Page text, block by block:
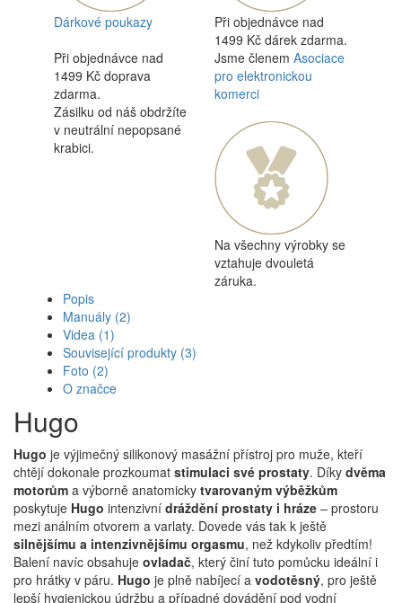
Dárkové poukazy
Při objednávce nad
1499 Kč dárek zdarma.
Při objednávce nad
1499 Kč doprava
zdarma.
Jsme členem Asociace
pro elektronickou
komerci
Zásilku od náš obdržíte
v neutrální nepopsané
krabici.
Na všechny výrobky se
vztahuje dvouletá
záruka.
Popis
Manuály (2)
Videa (1)
Související produkty (3)
Foto (2)
O značce
Hugo
Hugo je výjimečný silikonový masážní přístroj pro muže, kteří
chtějí dokonale prozkoumat stimulaci své prostaty. Díky dvěma
motorům a výborně anatomicky tvarovaným výběžkům
poskytuje Hugo intenzivní dráždění prostaty i hráze – prostoru
mezi análním otvorem a varlaty. Dovede vás tak k ještě
silnějšímu a intenzivnějšímu orgasmu, než kdykoliv předtím!
Balení navíc obsahuje ovladač, který činí tuto pomůcku ideální i
pro hrátky v páru. Hugo je plně nabíjecí a vodotěsný, pro ještě
lepší hygienickou údržbu a případné dovádění pod vodní